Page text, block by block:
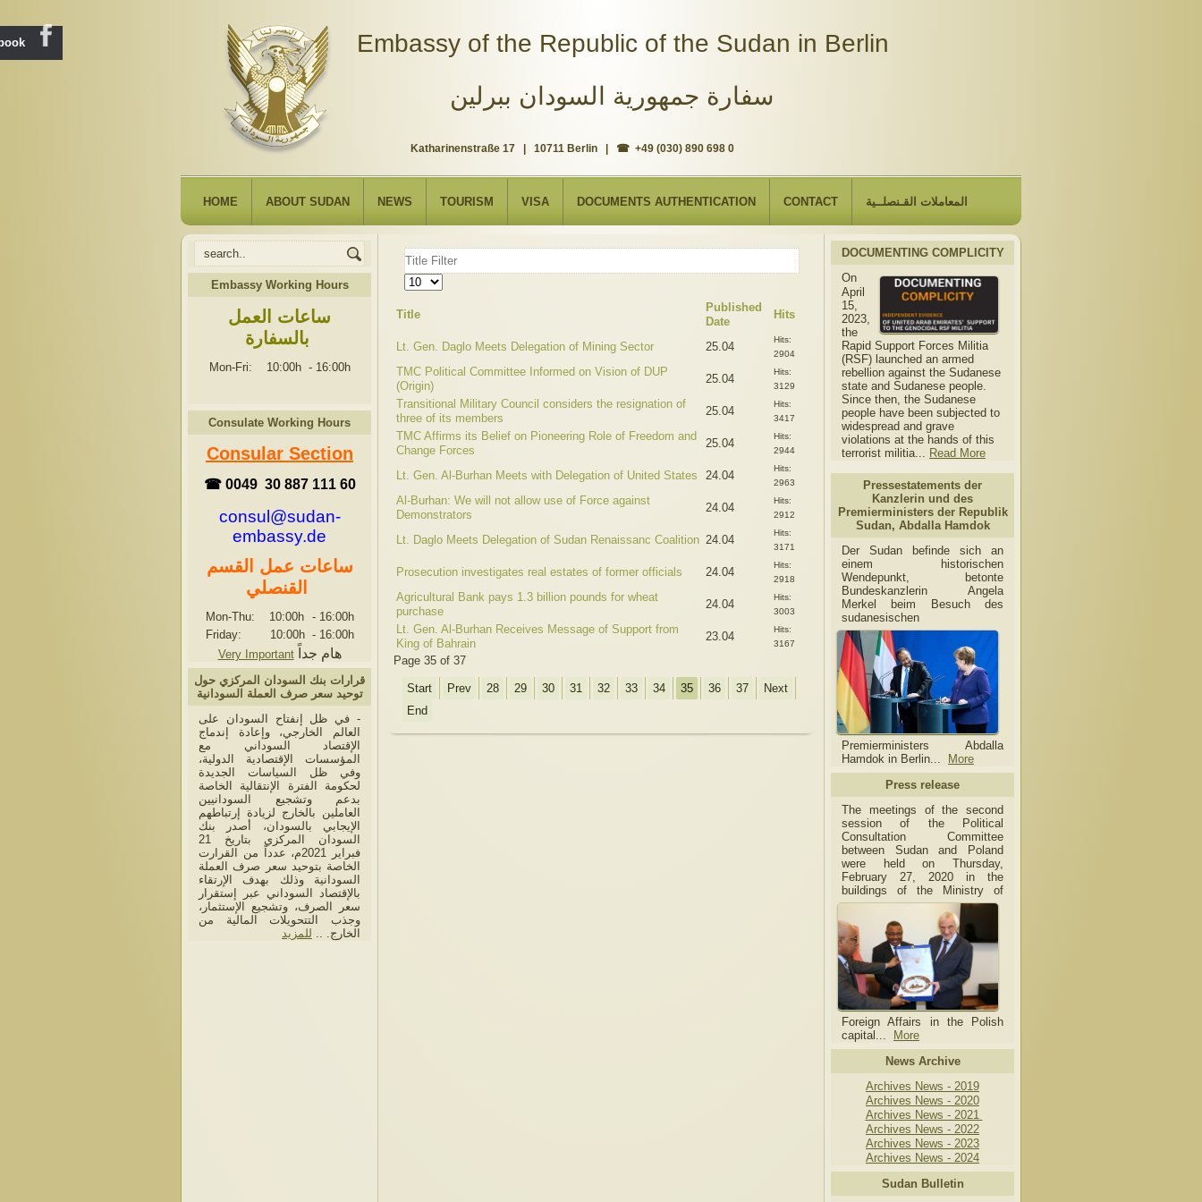
Katharinenstraße 17 | 10711 Berlin | ☎ +49 (030) 890 698 0
Embassy of the Republic of the Sudan in Berlin
سفارة جمهورية السودان ببرلين
HOME ABOUT SUDAN NEWS TOURISM VISA DOCUMENTS AUTHENTICATION CONTACT المعاملات القـنصلــية
Embassy Working Hours
ساعات العمل
بالسفارة
Mon-Fri: 10:00h - 16:00h
Consulate Working Hours
Consular Section
☎ 0049 30 887 111 60
consul@sudan-
embassy.de
ساعات عمل القسم
القنصلي
Mon-Thu: 10:00h - 16:00h
Friday: 10:00h - 16:00h
Very Important
هام جداً
قرارات بنك السودان المركزي حول
توحيد سعر صرف العملة السودانية
- في ظل إنفتاح السودان على
العالم الخارجي، وإعادة إندماج
الإقتصاد السوداني مع
المؤسسات الإقتصادية الدولية،
وفي ظل السياسات الجديدة
لحكومة الفترة الإنتقالية الخاصة
بدعم وتشجيع السودانيين
العاملين بالخارج لزيادة إرتباطهم
الإيجابي بالسودان، أصدر بنك
السودان المركزي بتاريخ 21
فبراير 2021م، عدداً من القرارت
الخاصة بتوحيد سعر صرف العملة
السودانية وذلك بهدف الإرتقاء
بالإقتصاد السوداني عبر إستقرار
سعر الصرف، وتشجيع الإستثمار،
وجذب التتحويلات المالية من
الخارج. .. للمزيد
Title
Filter
Display
#
Title
Published
Date
Hits
Lt. Gen. Daglo Meets Delegation of Mining Sector 25.04
Hits:
2904
TMC Political Committee Informed on Vision of DUP
(Origin)
25.04
Hits:
3129
Transitional Military Council considers the resignation of
three of its members
25.04
Hits:
3417
TMC Affirms its Belief on Pioneering Role of Freedom and
Change Forces
25.04
Hits:
2944
Lt. Gen. Al-Burhan Meets with Delegation of United States 24.04
Hits:
2963
Al-Burhan: We will not allow use of Force against
Demonstrators
24.04
Hits:
2912
Lt. Daglo Meets Delegation of Sudan Renaissanc Coalition 24.04
Hits:
3171
Prosecution investigates real estates of former officials 24.04
Hits:
2918
Agricultural Bank pays 1.3 billion pounds for wheat
purchase
24.04
Hits:
3003
Lt. Gen. Al-Burhan Receives Message of Support from
King of Bahrain
23.04
Hits:
3167
Page 35 of 37
Start Prev 28 29 30 31 32 33 34 35 36 37
Next
End
DOCUMENTING COMPLICITY
On
April
15,
2023,
the
Rapid Support Forces Militia
(RSF) launched an armed
rebellion against the Sudanese
state and Sudanese people.
Since then, the Sudanese
people have been subjected to
widespread and grave
violations at the hands of this
terrorist militia... Read More
Pressestatements der
Kanzlerin und des
Premierministers der Republik
Sudan, Abdalla Hamdok
Der Sudan befinde sich an
einem historischen
Wendepunkt, betonte
Bundeskanzlerin Angela
Merkel beim Besuch des
sudanesischen
Premierministers Abdalla
Hamdok in Berlin...
More
Press release
The meetings of the second
session of the Political
Consultation Committee
between Sudan and Poland
were held on Thursday,
February 27, 2020 in the
buildings of the Ministry of
Foreign Affairs in the Polish
capital...
More
News Archive
Archives News - 2019
Archives News - 2020
Archives News - 2021
Archives News - 2022
Archives News - 2023
Archives News - 2024
Sudan Bulletin